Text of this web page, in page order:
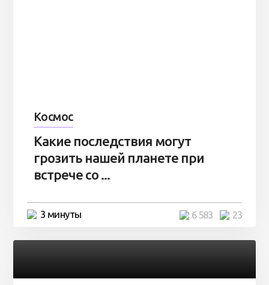
Космос
Какие последствия могут
грозить нашей планете при
встрече со ...
3 минуты 23
6 583